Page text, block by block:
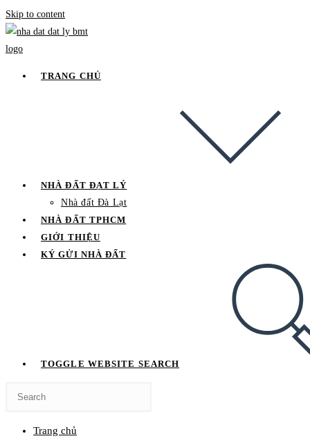
Skip to content
TRANG CHỦ
NHÀ ĐẤT ĐẠT LÝ
Nhà đất Đà Lạt
NHÀ ĐẤT TPHCM
GIỚI THIỆU
KÝ GỬI NHÀ ĐẤT
TOGGLE WEBSITE SEARCH
Trang chủ